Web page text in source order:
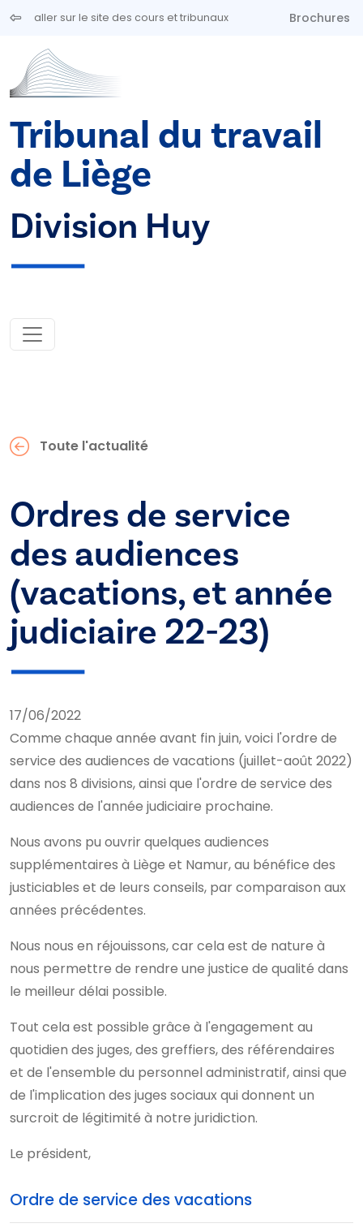
Aller au contenu principal
aller sur le site des cours et tribunaux Brochures
Tribunal du travail
de Liège
Division Huy
Toute l'actualité
Ordres de service
des audiences
(vacations, et année
judiciaire 22-23)
17/06/2022
Comme chaque année avant fin juin, voici l'ordre de
service des audiences de vacations (juillet-août 2022)
dans nos 8 divisions, ainsi que l'ordre de service des
audiences de l'année judiciaire prochaine.
Nous avons pu ouvrir quelques audiences
supplémentaires à Liège et Namur, au bénéfice des
justiciables et de leurs conseils, par comparaison aux
années précédentes.
Nous nous en réjouissons, car cela est de nature à
nous permettre de rendre une justice de qualité dans
le meilleur délai possible.
Tout cela est possible grâce à l'engagement au
quotidien des juges, des greffiers, des référendaires
et de l'ensemble du personnel administratif, ainsi que
de l'implication des juges sociaux qui donnent un
surcroit de légitimité à notre juridiction.
Le président,
Ordre de service des vacations